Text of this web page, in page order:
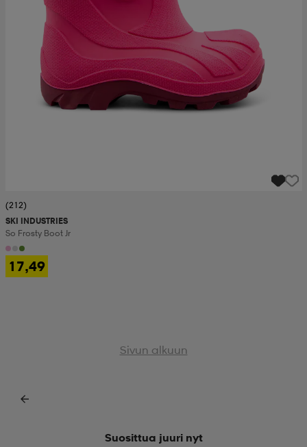
(212)
SKI INDUSTRIES
So Frosty Boot Jr
17,49
Sivun alkuun
Suosittua juuri nyt